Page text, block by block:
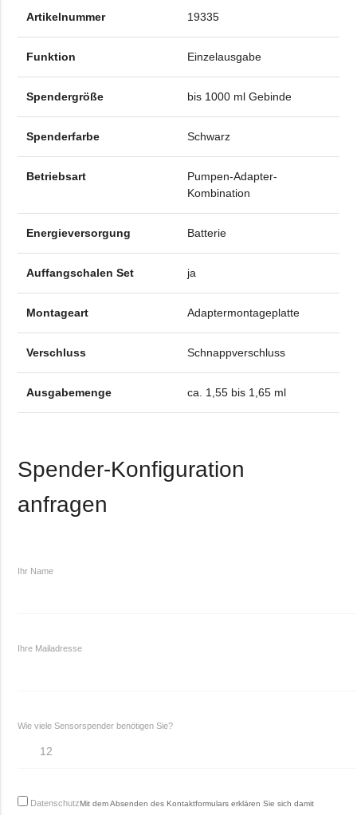
Artikelnummer 19335
Funktion Einzelausgabe
Spendergröße bis 1000 ml Gebinde
Spenderfarbe Schwarz
Betriebsart
Pumpen-Adapter-
Kombination
Energieversorgung Batterie
Auffangschalen Set ja
Montageart Adaptermontageplatte
Verschluss Schnappverschluss
Ausgabemenge ca. 1,55 bis 1,65 ml
Spender-Konfiguration
anfragen
Ihr Name
Ihre Mailadresse
Wie viele Sensorspender benötigen Sie?
DatenschutzMit dem Absenden des Kontaktformulars erklären Sie sich damit